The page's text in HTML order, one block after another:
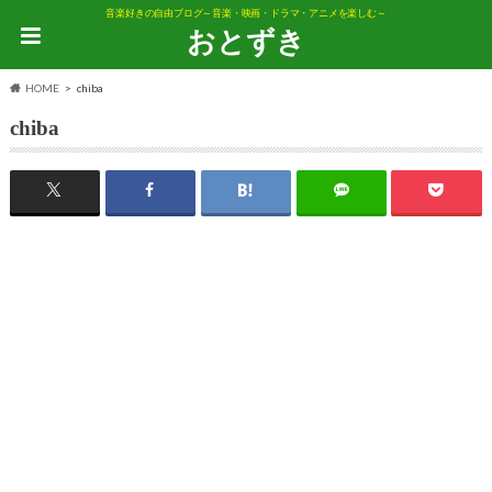
音楽好きの自由ブログ～音楽・映画・ドラマ・アニメを楽しむ～
おとずき
HOME chiba
chiba